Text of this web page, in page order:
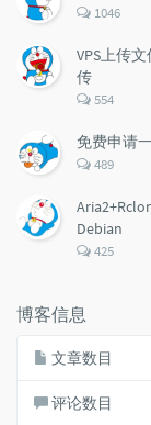
评
数：
1046
VPS上传
传
评
数：
554
免费申请
评
数：
489
Debian
评
425
博客信息
文章数目
评论数目